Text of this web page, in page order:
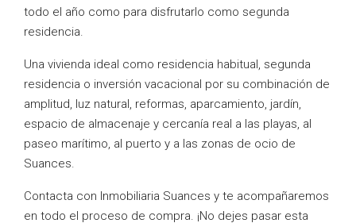
todo el año como para disfrutarlo como segunda
residencia.
Una vivienda ideal como residencia habitual, segunda
residencia o inversión vacacional por su combinación de
amplitud, luz natural, reformas, aparcamiento, jardín,
espacio de almacenaje y cercanía real a las playas, al
paseo marítimo, al puerto y a las zonas de ocio de
Suances.
Contacta con Inmobiliaria Suances y te acompañaremos
en todo el proceso de compra. ¡No dejes pasar esta